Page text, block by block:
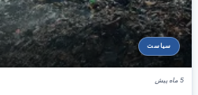
سیاست
5 ماه پیش